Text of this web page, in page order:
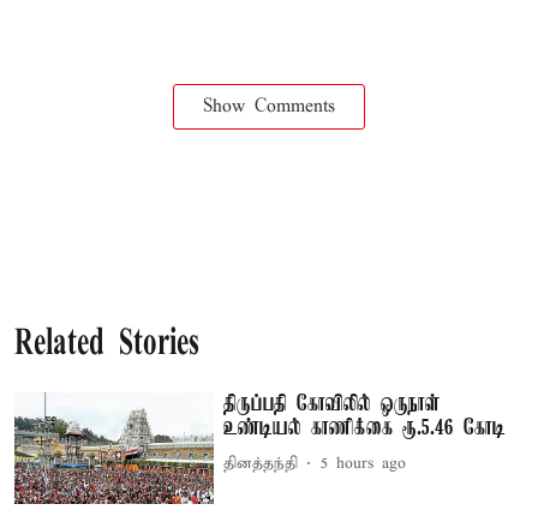
Show Comments
Related Stories
திருப்பதி கோவிலில் ஒருநாள்
உண்டியல் காணிக்கை ரூ.5.46 கோடி
தினத்தந்தி 5 hours ago